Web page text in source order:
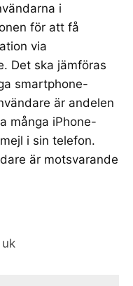
i
för att få
via
Det ska jämföras
smartphone-
är andelen
många iPhone-
i sin telefon.
är motsvarande
uk